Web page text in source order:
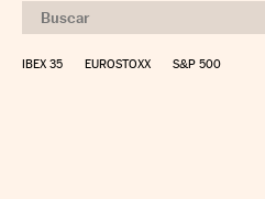
IBEX 35 EUROSTOXX S&P 500